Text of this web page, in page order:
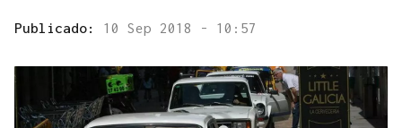
Publicado: 10 Sep 2018 - 10:57